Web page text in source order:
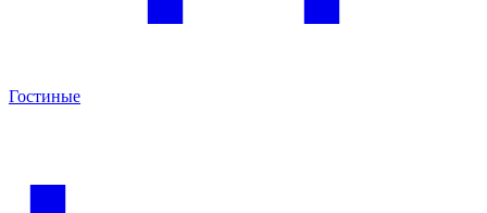
Гостиные